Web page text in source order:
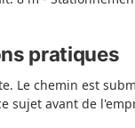
pratiques
Le chemin est
sujet avant de